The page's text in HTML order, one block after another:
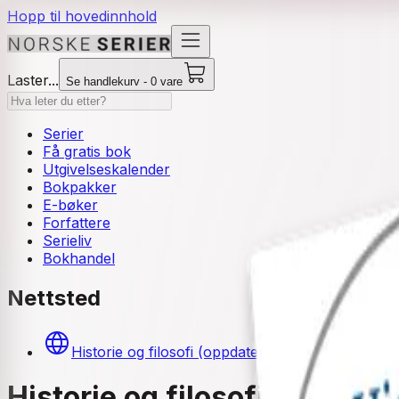
Hopp til hovedinnhold
Laster... Se handlekurv - 0 vare
Serier
Få gratis bok
Utgivelseskalender
Bokpakker
E-bøker
Forfattere
Serieliv
Bokhandel
Nettsted
Historie og filosofi (oppdatert url)